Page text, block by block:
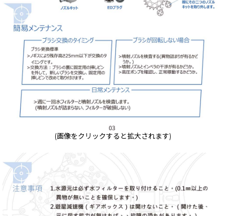
(画像をクリックすると拡大されます)